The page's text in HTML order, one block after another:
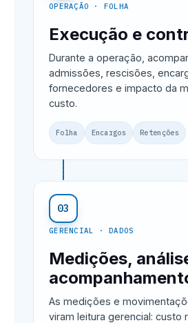
OPERAÇÃO · FOLHA
Execução e
Durante a operação,
admissões, rescisões,
fornecedores e impacto da
custo.
Folha Encargos Retenções
03
GERENCIAL · DADOS
Medições,
As medições e
viram leitura gerencial: custo